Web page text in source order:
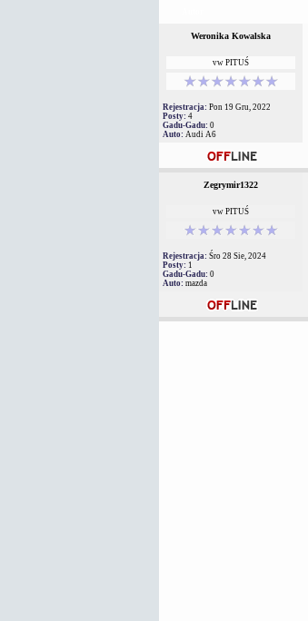
Weronika Kowalska
vw PITUŚ
Rejestracja: Pon 19 Gru, 2022
Posty: 4
Gadu-Gadu: 0
Auto: Audi A6
Zegrymir1322
vw PITUŚ
Rejestracja: Śro 28 Sie, 2024
Posty: 1
Gadu-Gadu: 0
Auto: mazda